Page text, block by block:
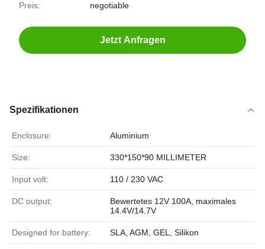
Preis: negotiable
Jetzt Anfragen
Spezifikationen
Enclosure: Aluminium
Size: 330*150*90 MILLIMETER
Input volt: 110 / 230 VAC
DC output:
Bewertetes 12V 100A, maximales
14.4V/14.7V
Designed for battery: SLA, AGM, GEL, Silikon